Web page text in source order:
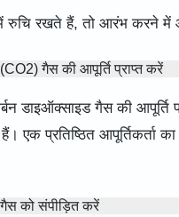
रखते हैं, तो आरंभ करने में
गैस की आपूर्ति प्राप्त करें
डाइऑक्साइड गैस की
एक प्रतिष्ठित
को संपीड़ित करें